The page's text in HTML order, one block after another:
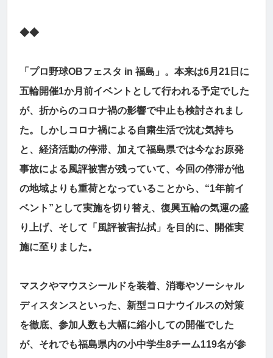
◆◆
「プロ野球OBフェスタ in 福島」。本来は6月21日に
五輪開催1か月前イベントとして行われる予定でした
が、折からのコロナ禍の影響で中止も検討されまし
た。しかしコロナ禍による自粛生活で沈む気持ち
と、経済活動の停滞、加えて福島県では今なお原発
事故による風評被害が残っていて、今回の停滞が他
の地域よりも重荷となっていることから、“1年前イ
ベント”として実施を切り替え、復興五輪の気運の盛
り上げ、そして「風評被害払拭」を目的に、開催実
施に至りました。
マスクやマウスシールドを装着、消毒やソーシャル
ディスタンスといった、新型コロナウイルスの対策
を徹底、参加人数も大幅に縮小しての開催でした
が、それでも福島県内の小中学生8チーム119名が参